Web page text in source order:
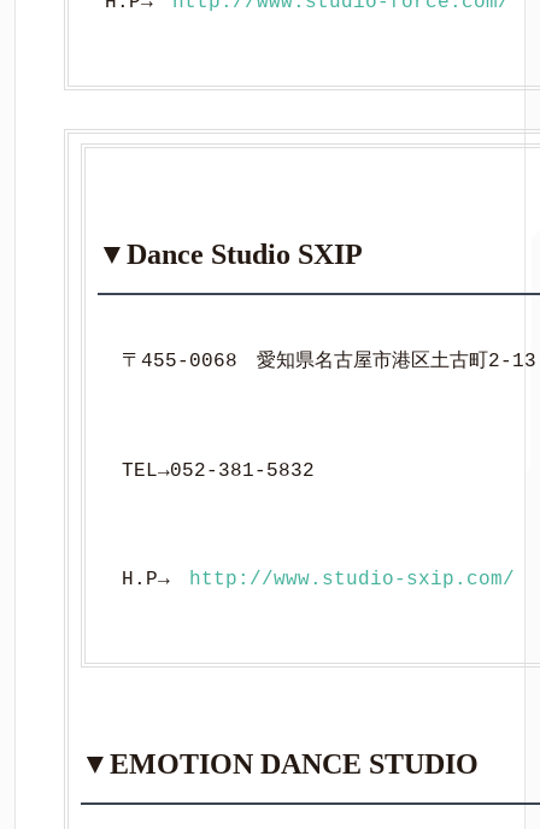
▼Dance Studio SXIP
〒455-0068　愛知県名古屋市港区土古町2-13
TEL→052-381-5832
H.P→ http://www.studio-sxip.com/
▼EMOTION DANCE STUDIO